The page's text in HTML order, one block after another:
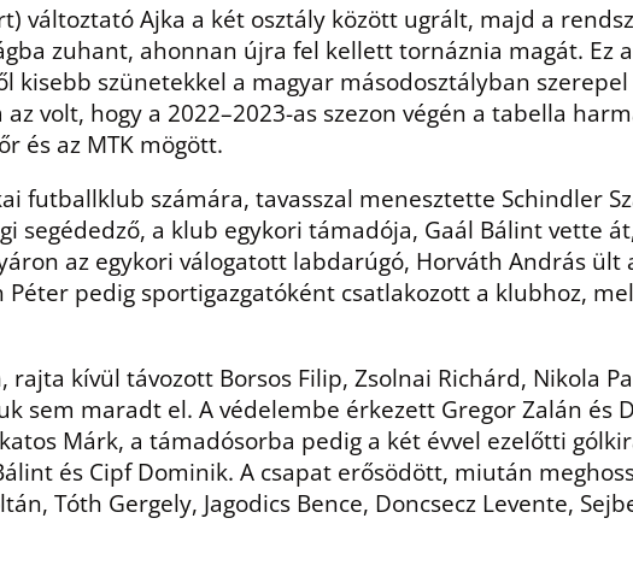
változtató Ajka a két osztály között ugrált, majd a
zuhant, ahonnan újra fel kellett tornáznia magát. Ez
szünetekkel a magyar másodosztályban
volt, hogy a 2022–2023-as szezon végén a tabella
és az MTK mögött.
futballklub számára, tavasszal menesztette Schindler
segédedző, a klub egykori támadója, Gaál Bálint vette
az egykori válogatott labdarúgó, Horváth András ült
pedig sportigazgatóként csatlakozott a klubhoz,
kívül távozott Borsos Filip, Zsolnai Richárd, Nikola
sem maradt el. A védelembe érkezett Gregor Zalán és
Márk, a támadósorba pedig a két évvel ezelőtti
és Cipf Dominik. A csapat erősödött, miután
Tóth Gergely, Jagodics Bence, Doncsecz Levente,